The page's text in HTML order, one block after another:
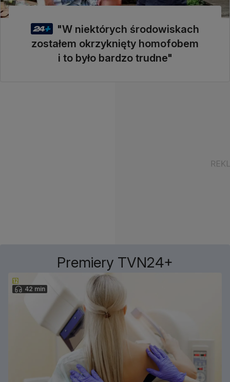
"W niektórych środowiskach
zostałem okrzyknięty homofobem
i to było bardzo trudne"
Premiery TVN24+
42 min